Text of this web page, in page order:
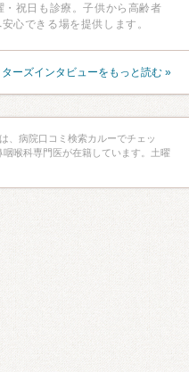
祝日も診療。子供から高齢者
心できる場を提供します。
ターズインタビューをもっと読む »
、病院口コミ検索カルーでチェッ
喉科専門医が在籍しています。土曜